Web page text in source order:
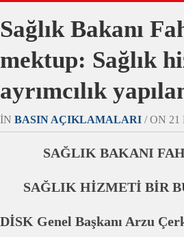
Sağlık Bakanı
mektup: Sağlık
ayrımcılık
IN BASIN AÇIKLAMALARI / ON 21
SAĞLIK BAKANI
SAĞLIK HİZMETİ BİR
DİSK Genel Başkanı Arzu